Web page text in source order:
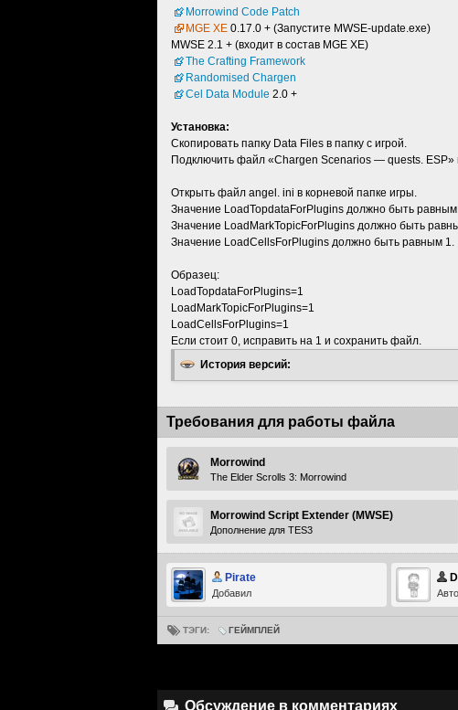
Morrowind Code Patch
MGE XE 0.17.0 + (Запустите MWSE-update.exe)
MWSE 2.1 + (входит в состав MGE XE)
The Crafting Framework
Randomised Chargen
Cel Data Module 2.0 +
Установка:
Скопировать папку Data Files в папку с игрой.
Подключить файл «Chargen Scenarios — quests.
Открыть файл angel. ini в корневой папке игры.
Значение LoadTopdataForPlugins должно быть
Значение LoadMarkTopicForPlugins должно быть
Значение LoadCellsForPlugins должно быть равным 1.
Образец:
LoadTopdataForPlugins=1
LoadMarkTopicForPlugins=1
LoadCellsForPlugins=1
Если стоит 0, исправить на 1 и сохранить файл.
История версий:
Требования для работы файла
Morrowind
The Elder Scrolls 3: Morrowind
Morrowind Script Extender (MWSE)
Дополнение для TES3
Pirate
Добавил
ТЭГИ: ГЕЙМПЛЕЙ
Обсуждение в комментариях